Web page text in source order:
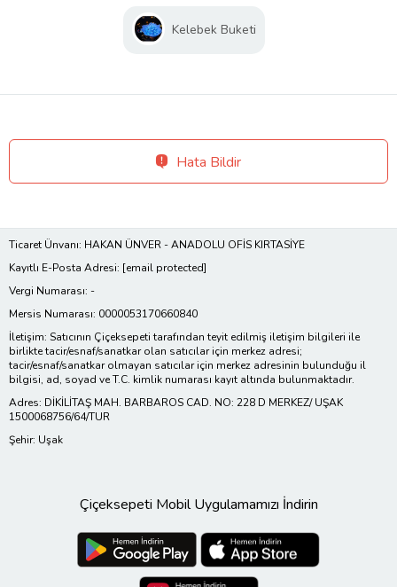
Kelebek Buketi
Hata Bildir
Ticaret Ünvanı: HAKAN ÜNVER - ANADOLU OFİS KIRTASİYE
Kayıtlı E-Posta Adresi: [email protected]
Vergi Numarası: -
Mersis Numarası: 0000053170660840
İletişim: Satıcının Çiçeksepeti tarafından teyit edilmiş iletişim bilgileri ile
birlikte tacir/esnaf/sanatkar olan satıcılar için merkez adresi;
tacir/esnaf/sanatkar olmayan satıcılar için merkez adresinin bulunduğu il
bilgisi, ad, soyad ve T.C. kimlik numarası kayıt altında bulunmaktadır.
Adres: DİKİLİTAŞ MAH. BARBAROS CAD. NO: 228 D MERKEZ/ UŞAK
1500068756/64/TUR
Şehir: Uşak
Çiçeksepeti Mobil Uygulamamızı İndirin